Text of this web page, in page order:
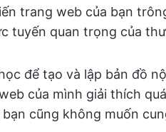
trang web của bạn
tuyến quan trọng của
để tạo và lập bản đồ
của mình giải thích
cũng không muốn